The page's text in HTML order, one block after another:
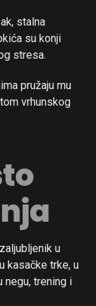
stalna
su konji
stresa.
pružaju mu
vrhunskog
u
kasačke trke, u
negu, trening i